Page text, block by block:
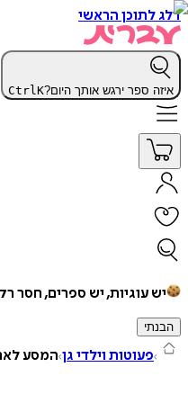
דלג לתוכן הראשי
איזה ספר ירגש אותך היום? CtrlK
יש עוגיות, יש ספרים, חסר
הבנתי
פעוטות וילדי גן המסע